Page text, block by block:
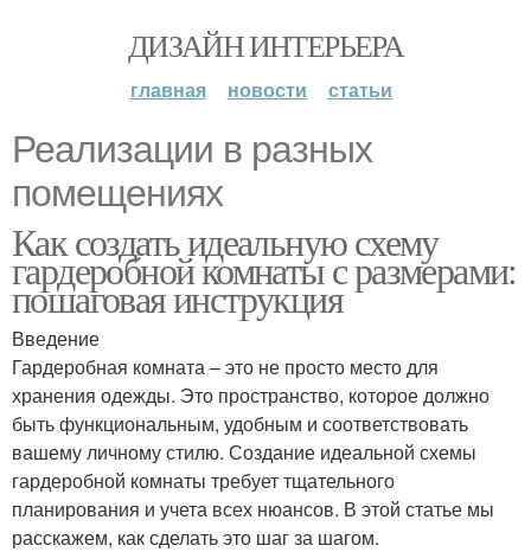
ДИЗАЙН ИНТЕРЬЕРА
главная новости статьи
Реализации в разных
помещениях
Как создать идеальную схему
гардеробной комнаты с размерами:
пошаговая инструкция
Введение
Гардеробная комната – это не просто место для
хранения одежды. Это пространство, которое должно
быть функциональным, удобным и соответствовать
вашему личному стилю. Создание идеальной схемы
гардеробной комнаты требует тщательного
планирования и учета всех нюансов. В этой статье мы
расскажем, как сделать это шаг за шагом.